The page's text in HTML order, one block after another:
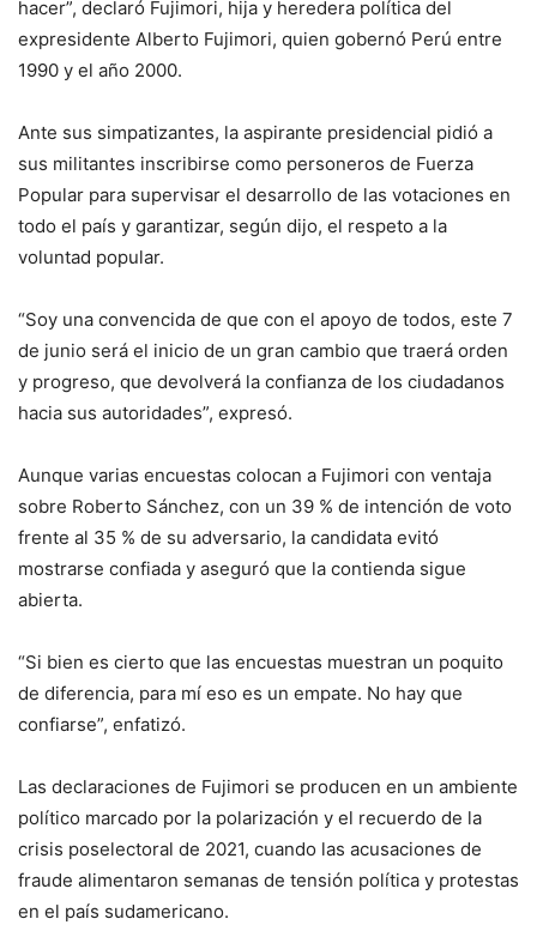
hacer”, declaró Fujimori, hija y heredera política del
expresidente Alberto Fujimori, quien gobernó Perú entre
1990 y el año 2000.
Ante sus simpatizantes, la aspirante presidencial pidió a
sus militantes inscribirse como personeros de Fuerza
Popular para supervisar el desarrollo de las votaciones en
todo el país y garantizar, según dijo, el respeto a la
voluntad popular.
“Soy una convencida de que con el apoyo de todos, este 7
de junio será el inicio de un gran cambio que traerá orden
y progreso, que devolverá la confianza de los ciudadanos
hacia sus autoridades”, expresó.
Aunque varias encuestas colocan a Fujimori con ventaja
sobre Roberto Sánchez, con un 39 % de intención de voto
frente al 35 % de su adversario, la candidata evitó
mostrarse confiada y aseguró que la contienda sigue
abierta.
“Si bien es cierto que las encuestas muestran un poquito
de diferencia, para mí eso es un empate. No hay que
confiarse”, enfatizó.
Las declaraciones de Fujimori se producen en un ambiente
político marcado por la polarización y el recuerdo de la
crisis poselectoral de 2021, cuando las acusaciones de
fraude alimentaron semanas de tensión política y protestas
en el país sudamericano.